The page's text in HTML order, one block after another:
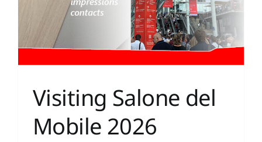
Visiting Salone del
Mobile 2026